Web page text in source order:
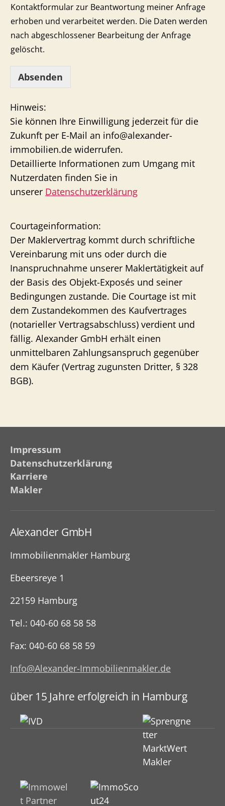
Kontaktformular zur Beantwortung meiner Anfrage
erhoben und verarbeitet werden. Die Daten werden
nach abgeschlossener Bearbeitung der Anfrage
gelöscht.
Absenden
Hinweis:
Sie können Ihre Einwilligung jederzeit für die
Zukunft per E-Mail an info@alexander-
immobilien.de widerrufen.
Detaillierte Informationen zum Umgang mit
Nutzerdaten finden Sie in
unserer Datenschutzerklärung
Courtageinformation:
Der Maklervertrag kommt durch schriftliche
Vereinbarung mit uns oder durch die
Inanspruchnahme unserer Maklertätigkeit auf
der Basis des Objekt-Exposés und seiner
Bedingungen zustande. Die Courtage ist mit
dem Zustandekommen des Kaufvertrages
(notarieller Vertragsabschluss) verdient und
fällig. Alexander GmbH erhält einen
unmittelbaren Zahlungsanspruch gegenüber
dem Käufer (Vertrag zugunsten Dritter, § 328
BGB).
Impressum
Datenschutzerklärung
Karriere
Makler
Alexander GmbH
Immobilienmakler Hamburg
Ebeersreye 1
22159 Hamburg
Tel.: 040-60 68 58 58
Fax: 040-60 68 58 59
Info@Alexander-Immobilienmakler.de
über 15 Jahre erfolgreich in Hamburg